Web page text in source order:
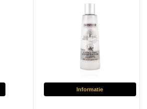
Informatie